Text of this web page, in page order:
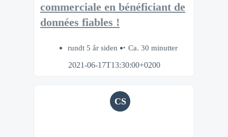
commerciale en bénéficiant de
données fiables !
rundt 5 år siden
Ca. 30 minutter
2021-06-17T13:30:00+0200
CS